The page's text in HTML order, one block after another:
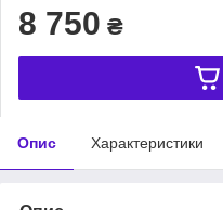
8 750 ₴
Опис Характеристики